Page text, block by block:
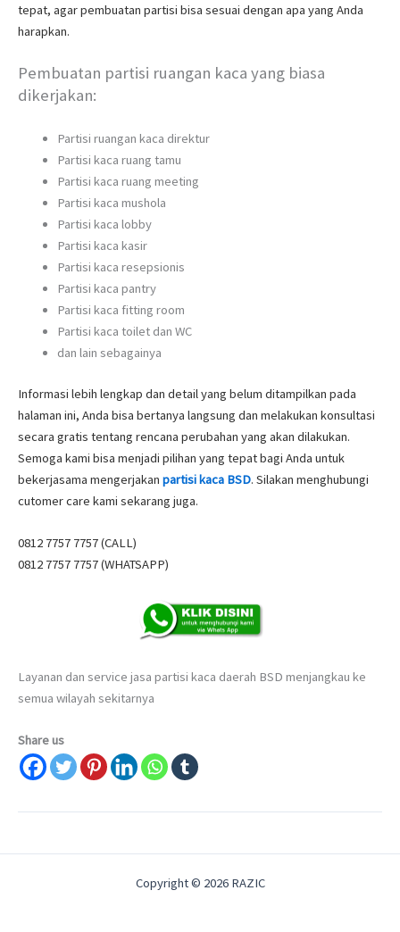
tepat, agar pembuatan partisi bisa sesuai dengan apa yang Anda
harapkan.
Pembuatan partisi ruangan kaca yang biasa
dikerjakan:
Partisi ruangan kaca direktur
Partisi kaca ruang tamu
Partisi kaca ruang meeting
Partisi kaca mushola
Partisi kaca lobby
Partisi kaca kasir
Partisi kaca resepsionis
Partisi kaca pantry
Partisi kaca fitting room
Partisi kaca toilet dan WC
dan lain sebagainya
Informasi lebih lengkap dan detail yang belum ditampilkan pada
halaman ini, Anda bisa bertanya langsung dan melakukan konsultasi
secara gratis tentang rencana perubahan yang akan dilakukan.
Semoga kami bisa menjadi pilihan yang tepat bagi Anda untuk
bekerjasama mengerjakan partisi kaca BSD. Silakan menghubungi
cutomer care kami sekarang juga.
0812 7757 7757 (CALL)
0812 7757 7757 (WHATSAPP)
Layanan dan service jasa partisi kaca daerah BSD menjangkau ke
semua wilayah sekitarnya
Share us
Copyright © 2026 RAZIC